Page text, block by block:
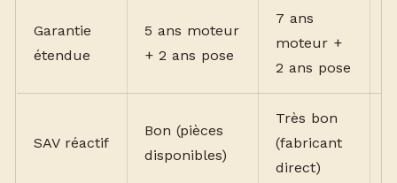
Garantie
étendue
5 ans moteur
+ 2 ans pose
7 ans
moteur +
2 ans pose
SAV réactif
Bon (pièces
disponibles)
Très bon
(fabricant
direct)